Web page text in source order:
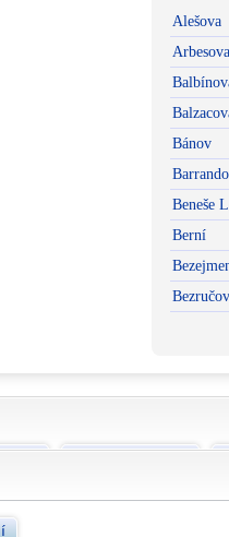
Alešova
Arbesova
Bánov
Beneše
Berní
Smluvní podmínky